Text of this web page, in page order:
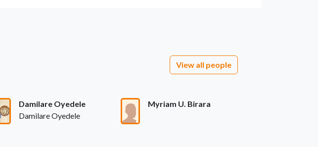
View all people
Damilare Oyedele
Damilare Oyedele
Myriam U. Birara